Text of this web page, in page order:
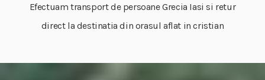
Efectuam transport de persoane Grecia Iasi si retur
direct la destinatia din orasul aflat in cristian